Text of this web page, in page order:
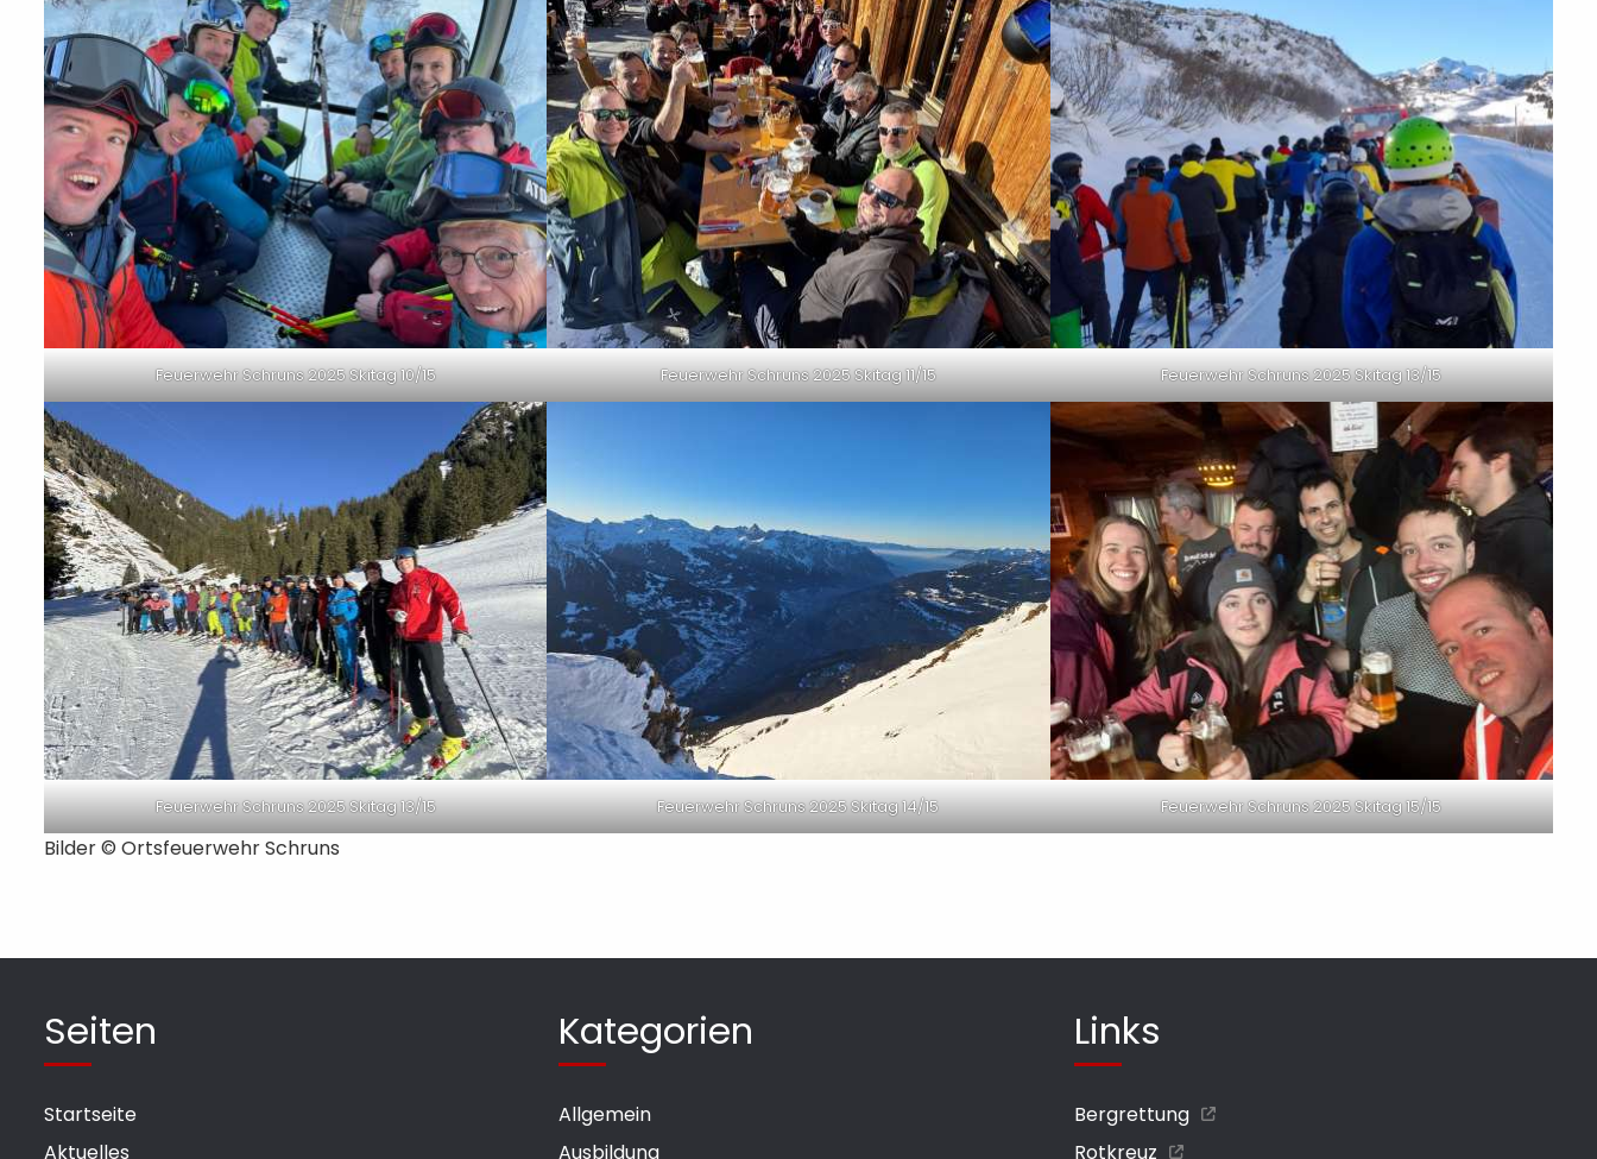
Feuerwehr Schruns 2025 Skitag 10/15 Feuerwehr Schruns 2025 Skitag 11/15 Feuerwehr Schruns 2025 Skitag 13/15
Feuerwehr Schruns 2025 Skitag 13/15 Feuerwehr Schruns 2025 Skitag 14/15 Feuerwehr Schruns 2025 Skitag 15/15
Bilder © Ortsfeuerwehr Schruns
Seiten
Startseite
Aktuelles
Kategorien
Allgemein
Ausbildung
Links
Bergrettung
Rotkreuz